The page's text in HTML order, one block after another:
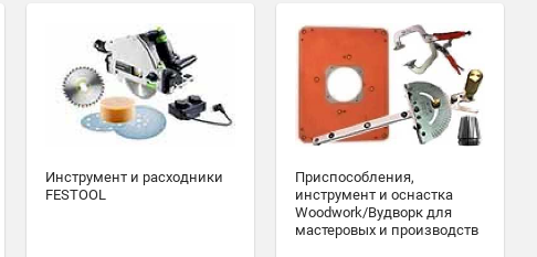
Инструмент и расходники
FESTOOL
Приспособления,
инструмент и оснастка
Woodwork/Вудворк для
мастеровых и производств